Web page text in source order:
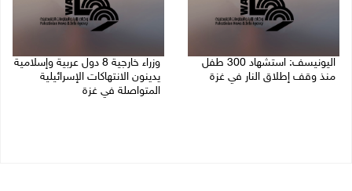
اليونيسف: استشهاد 300 طفل
منذ وقف إطلاق النار في غزة
وزراء خارجية 8 دول عربية وإسلامية
يدينون الانتهاكات الإسرائيلية
المتواصلة في غزة